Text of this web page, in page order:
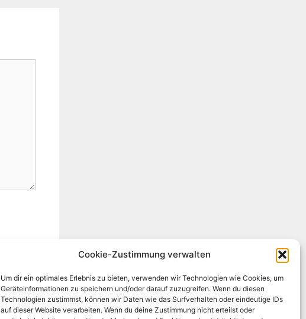
Cookie-Zustimmung verwalten
Um dir ein optimales Erlebnis zu bieten, verwenden wir Technologien wie Cookies, um
Geräteinformationen zu speichern und/oder darauf zuzugreifen. Wenn du diesen
Technologien zustimmst, können wir Daten wie das Surfverhalten oder eindeutige IDs
auf dieser Website verarbeiten. Wenn du deine Zustimmung nicht erteilst oder